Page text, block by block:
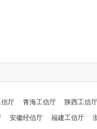
信厅 青海工信厅 陕西工信厅
安徽经信厅 福建工信厅